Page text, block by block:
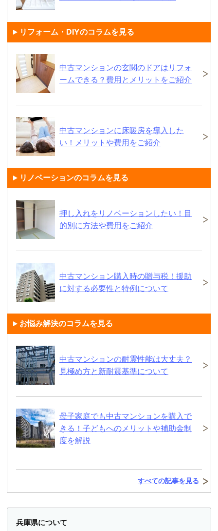
リフォーム・DIYのコラムを見る
中古マンションの玄関のドアはリフォ
ームできる？費用とメリットをご紹介
中古マンションに床暖房を導入した
い！メリットや費用をご紹介
リノベーションのコラムを見る
押し入れをリノベーションしたい！目
的別に方法や費用をご紹介
中古マンション購入時の贈与税！援助
に対する必要性と特例について
お悩み解決のコラムを見る
中古マンションの耐震性能は大丈夫？
見極め方と新耐震基準について
母子家庭でも中古マンションを購入で
きる！子どもへのメリットや補助金制
度を解説
すべての記事を見る
兵庫県について